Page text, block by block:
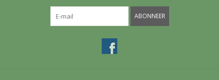
ABONNEER